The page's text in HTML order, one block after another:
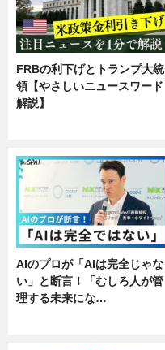
FRBの利下げとトランプ大統
領【やさしいニュースワード
解説】
AIのプロが「AIは完全じゃな
い」と断言！「むしろ人が管
理する未来にな…